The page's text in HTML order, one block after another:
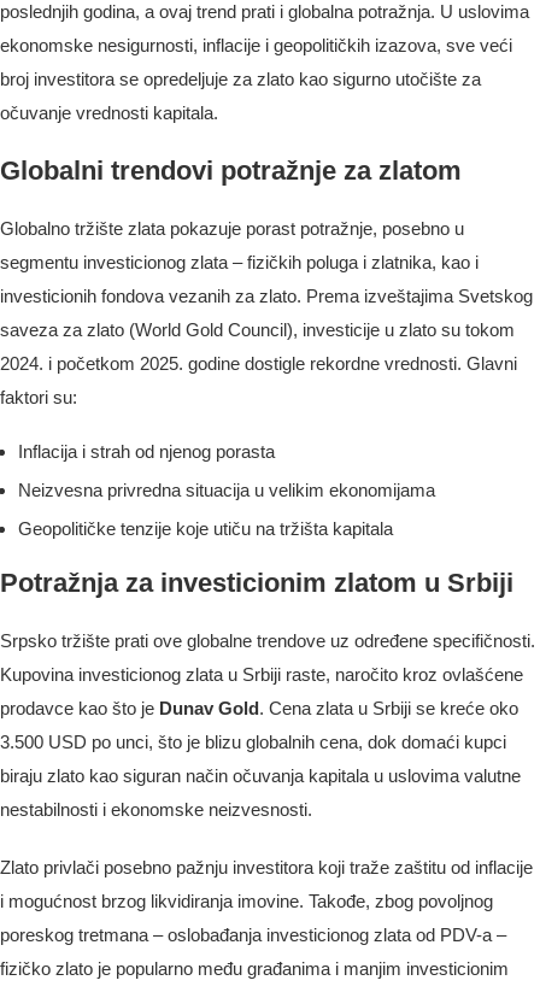
poslednjih godina, a ovaj trend prati i globalna potražnja. U uslovima
ekonomske nesigurnosti, inflacije i geopolitičkih izazova, sve veći
broj investitora se opredeljuje za zlato kao sigurno utočište za
očuvanje vrednosti kapitala.
Globalni trendovi potražnje za zlatom
Globalno tržište zlata pokazuje porast potražnje, posebno u
segmentu investicionog zlata – fizičkih poluga i zlatnika, kao i
investicionih fondova vezanih za zlato. Prema izveštajima Svetskog
saveza za zlato (World Gold Council), investicije u zlato su tokom
2024. i početkom 2025. godine dostigle rekordne vrednosti. Glavni
faktori su:
Inflacija i strah od njenog porasta
Neizvesna privredna situacija u velikim ekonomijama
Geopolitičke tenzije koje utiču na tržišta kapitala
Potražnja za investicionim zlatom u Srbiji
Srpsko tržište prati ove globalne trendove uz određene specifičnosti.
Kupovina investicionog zlata u Srbiji raste, naročito kroz ovlašćene
prodavce kao što je Dunav Gold. Cena zlata u Srbiji se kreće oko
3.500 USD po unci, što je blizu globalnih cena, dok domaći kupci
biraju zlato kao siguran način očuvanja kapitala u uslovima valutne
nestabilnosti i ekonomske neizvesnosti.
Zlato privlači posebno pažnju investitora koji traže zaštitu od inflacije
i mogućnost brzog likvidiranja imovine. Takođe, zbog povoljnog
poreskog tretmana – oslobađanja investicionog zlata od PDV-a –
fizičko zlato je popularno među građanima i manjim investicionim